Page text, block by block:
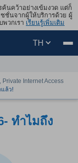
นคว้าอย่างเข้มงวด แต่ก็
ชั่นจากผู้ให้บริการด้วย ผู้
วกเรา เรียนรู้เพิ่มเติม
TH
Internet Access
แล้ว!
ทำไมถึง